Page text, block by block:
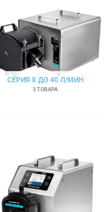
СЕРИЯ Х ДО 40 Л/МИН
3 ТОВАРА